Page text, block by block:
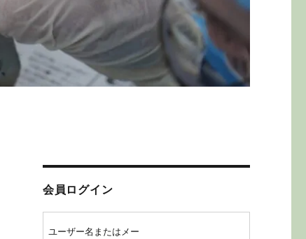
会員ログイン
ユーザー名またはメー